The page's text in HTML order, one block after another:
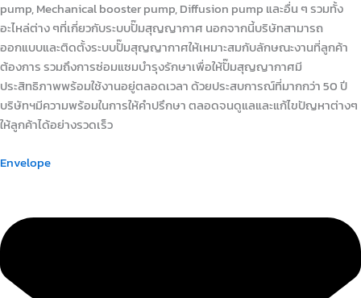
pump, Mechanical booster pump, Diffusion pump และอื่น ๆ รวมทั้ง
อะไหล่ต่าง ๆที่เกี่ยวกับระบบปั๊มสุญญากาศ นอกจากนี้บริษัทสามารถ
ออกแบบและติดตั้งระบบปั๊มสุญญากาศให้เหมาะสมกับลักษณะงานที่ลูกค้า
ต้องการ รวมถึงการซ่อมแซมบำรุงรักษาเพื่อให้ปั๊มสุญญากาศมี
ประสิทธิภาพพร้อมใช้งานอยู่ตลอดเวลา ด้วยประสบการณ์ที่มากกว่า 50 ปี
บริษัทฯมีความพร้อมในการให้คำปรึกษา ตลอดจนดูแลและแก้ไขปัญหาต่างๆ
ให้ลูกค้าได้อย่างรวดเร็ว
Envelope